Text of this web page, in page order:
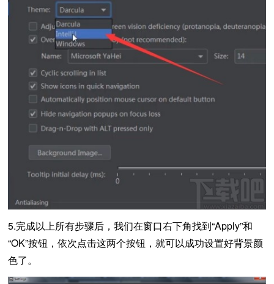
5.完成以上所有步骤后，我们在窗口右下角找到“Apply”和
“OK”按钮，依次点击这两个按钮，就可以成功设置好背景颜
色了。